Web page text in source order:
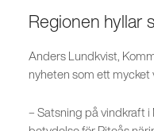
Regionen hyllar
Anders Lundkvist,
nyheten som ett mycket
– Satsning på vindkraft